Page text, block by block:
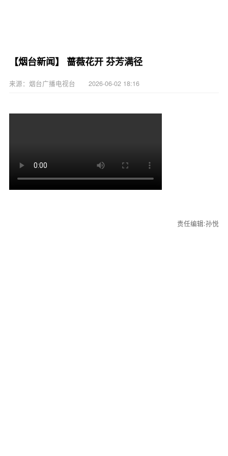
【烟台新闻】 蔷薇花开 芬芳满径
来源：烟台广播电视台 2026-06-02 18:16
责任编辑:孙悦